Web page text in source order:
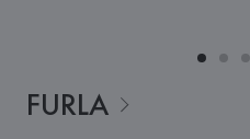
FURLA